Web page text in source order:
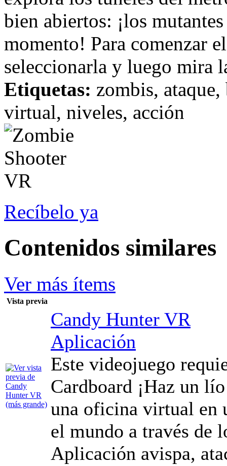
bien abiertos: ¡los
momento! Para comenzar
seleccionarla y luego mira
Etiquetas: zombis,
virtual, niveles, acción
Recíbelo ya
Contenidos similares
Ver más ítems
Vista previa
Candy Hunter VR
Aplicación
Este videojuego
Cardboard ¡Haz un
una oficina virtual en
el mundo a través de
Aplicación avispa,